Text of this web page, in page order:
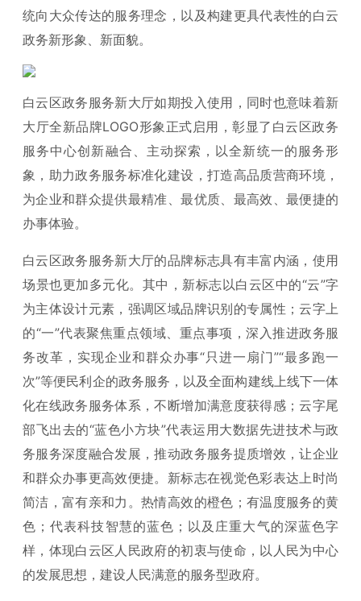
统向大众传达的服务理念，以及构建更具代表性的白云
政务新形象、新面貌。
白云区政务服务新大厅如期投入使用，同时也意味着新
大厅全新品牌LOGO形象正式启用，彰显了白云区政务
服务中心创新融合、主动探索，以全新统一的服务形
象，助力政务服务标准化建设，打造高品质营商环境，
为企业和群众提供最精准、最优质、最高效、最便捷的
办事体验。
白云区政务服务新大厅的品牌标志具有丰富内涵，使用
场景也更加多元化。其中，新标志以白云区中的“云”字
为主体设计元素，强调区域品牌识别的专属性；云字上
的“一”代表聚焦重点领域、重点事项，深入推进政务服
务改革，实现企业和群众办事“只进一扇门”“最多跑一
次”等便民利企的政务服务，以及全面构建线上线下一体
化在线政务服务体系，不断增加满意度获得感；云字尾
部飞出去的“蓝色小方块”代表运用大数据先进技术与政
务服务深度融合发展，推动政务服务提质增效，让企业
和群众办事更高效便捷。新标志在视觉色彩表达上时尚
简洁，富有亲和力。热情高效的橙色；有温度服务的黄
色；代表科技智慧的蓝色；以及庄重大气的深蓝色字
样，体现白云区人民政府的初衷与使命，以人民为中心
的发展思想，建设人民满意的服务型政府。